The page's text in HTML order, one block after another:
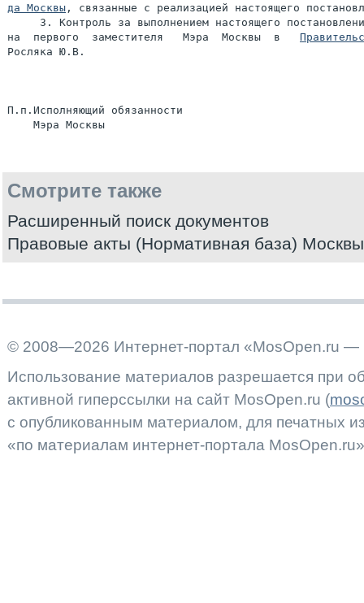
да Москвы , связанные с реализацией настоящего
3. Контроль за выполнением настоящего
на  первого  заместителя   Мэра  Москвы  в
Росляка Ю.В.
П.п.Исполняющий обязанности
Смотрите также
Расширенный поиск документов
Правовые акты (Нормативная база) Москвы
© 2008—2026 Интернет-портал «MosOpen.ru —
Использование материалов разрешается при
активной гиперссылки на сайт MosOpen.ru (
с опубликованным материалом, для печатных
«по материалам интернет-портала